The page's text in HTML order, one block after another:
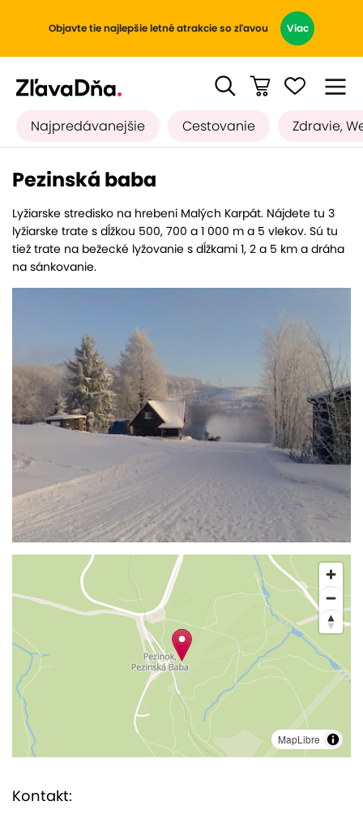
Objavte tie najlepšie letné atrakcie so zľavou Viac
Najpredávanejšie Cestovanie Zdravie,
Pezinská baba
Lyžiarske stredisko na hrebeni Malých Karpát. Nájdete tu 3
lyžiarske trate s dĺžkou 500, 700 a 1 000 m a 5 vlekov. Sú tu
tiež trate na bežecké lyžovanie s dĺžkami 1, 2 a 5 km a dráha
na sánkovanie.
MapLibre
Kontakt: